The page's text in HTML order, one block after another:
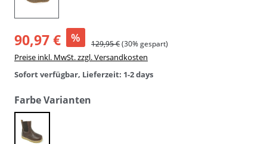
90,97 € % 129,95 €(30% gespart)
Preise inkl. MwSt. zzgl. Versandkosten
Sofort verfügbar, Lieferzeit: 1-2 days
Farbe Varianten
braun